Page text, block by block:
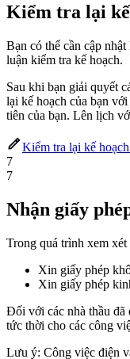
Kiểm tra lại
Bạn có thể cần cập
luận kiểm tra kế hoạch.
Sau khi bạn giải quyết
lại kế hoạch của bạn
tiên của bạn. Lên lịch
Kiểm tra lại kế
7
7
Nhận giấy
Trong quá trình xem
Xin giấy phép
Xin giấy phép
Đối với các nhà thầu đã
tức thời cho các công
Lưu ý: Công việc điện